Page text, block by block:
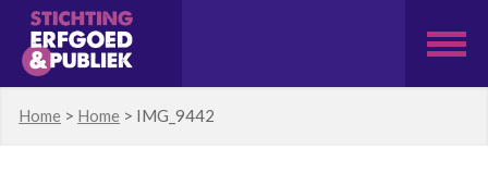
Home > Home > IMG_9442